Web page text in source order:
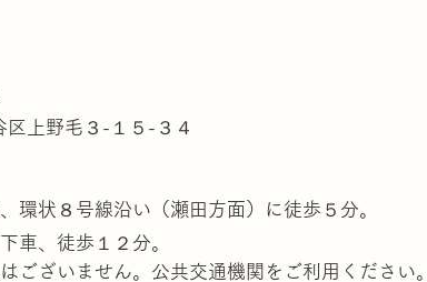
上野毛３-１５-３４
環状８号線沿い（瀬田方面）に徒歩５分。
車、徒歩１２分。
ございません。公共交通機関をご利用ください。